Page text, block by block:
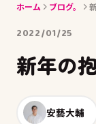
BLOG
ACCESS
ホーム ブログ。
2022/01/25
新年の
安藝大輔